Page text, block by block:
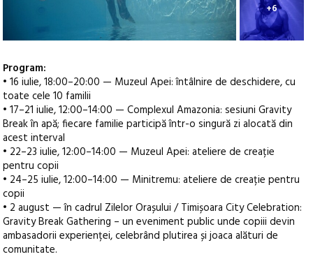
+6
Program:
• 16 iulie, 18:00–20:00 — Muzeul Apei: întâlnire de deschidere, cu
toate cele 10 familii
• 17–21 iulie, 12:00–14:00 — Complexul Amazonia: sesiuni Gravity
Break în apă; fiecare familie participă într-o singură zi alocată din
acest interval
• 22–23 iulie, 12:00–14:00 — Muzeul Apei: ateliere de creație
pentru copii
• 24–25 iulie, 12:00–14:00 — Minitremu: ateliere de creație pentru
copii
• 2 august — în cadrul Zilelor Orașului / Timișoara City Celebration:
Gravity Break Gathering – un eveniment public unde copiii devin
ambasadorii experienței, celebrând plutirea și joaca alături de
comunitate.